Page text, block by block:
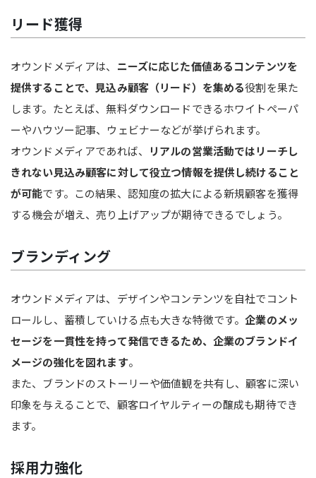
リード獲得
オウンドメディアは、 ニーズに応じた価値あるコンテンツを
提供することで、見込み顧客（リード）を集める役割を果た
します。たとえば、無料ダウンロードできるホワイトペーパ
ーやハウツー記事、ウェビナーなどが挙げられます。
オウンドメディアであれば、
リアルの営業活動ではリーチし
きれない見込み顧客に対して役立つ情報を提供し続けること
が可能です。この結果、認知度の拡大による新規顧客を獲得
する機会が増え、売り上げアップが期待できるでしょう。
ブランディング
オウンドメディアは、デザインやコンテンツを自社でコント
ロールし、蓄積していける点も大きな特徴です。企業のメッ
セージを一貫性を持って発信できるため、企業のブランドイ
メージの強化を図れます。
また、ブランドのストーリーや価値観を共有し、顧客に深い
印象を与えることで、顧客ロイヤルティーの醸成も期待でき
ます。
採用力強化